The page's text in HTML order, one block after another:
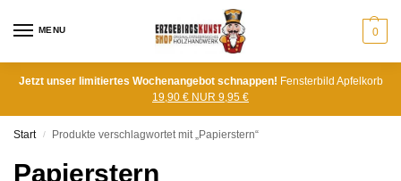
MENU 0
Jetzt unser limitiertes Wochenangebot schnappen! Fensterbild Apfelkorb
19,90 € NUR 9,95 €
Start / Produkte verschlagwortet mit „Papierstern“
Papierstern